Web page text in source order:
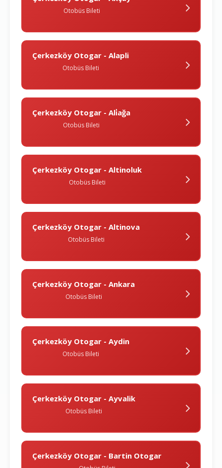
Otobüs Bileti
Çerkezköy Otogar - Alapli
Otobüs Bileti
Çerkezköy Otogar - Ali̇ağa
Otobüs Bileti
Çerkezköy Otogar - Altinoluk
Otobüs Bileti
Çerkezköy Otogar - Altinova
Otobüs Bileti
Çerkezköy Otogar - Ankara
Otobüs Bileti
Çerkezköy Otogar - Aydin
Otobüs Bileti
Çerkezköy Otogar - Ayvalik
Otobüs Bileti
Çerkezköy Otogar - Bartin Otogar